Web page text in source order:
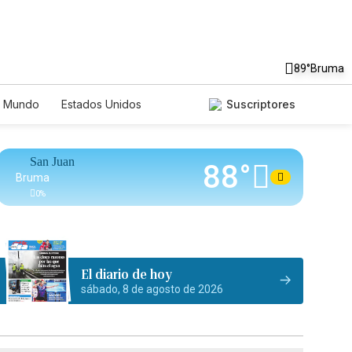
89°Bruma
Mundo
Estados Unidos
Suscriptores
San Juan
Bruma
0% 88°
El diario de hoy
sábado, 8 de agosto de 2026